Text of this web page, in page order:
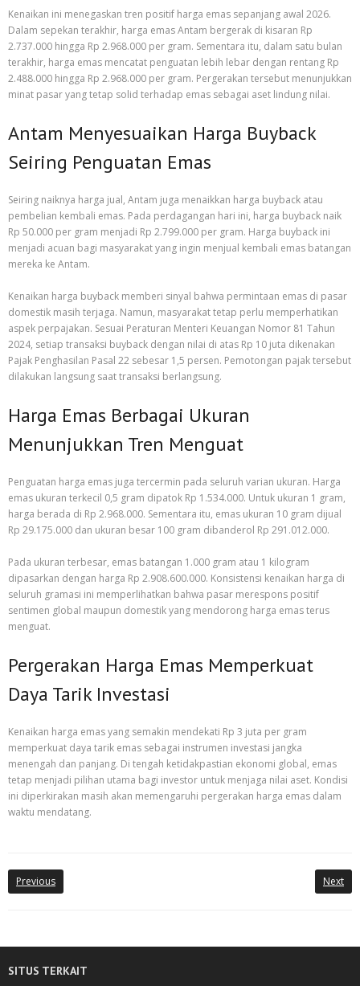
Kenaikan ini menegaskan tren positif harga emas sepanjang awal 2026.
Dalam sepekan terakhir, harga emas Antam bergerak di kisaran Rp
2.737.000 hingga Rp 2.968.000 per gram. Sementara itu, dalam satu bulan
terakhir, harga emas mencatat penguatan lebih lebar dengan rentang Rp
2.488.000 hingga Rp 2.968.000 per gram. Pergerakan tersebut menunjukkan
minat pasar yang tetap solid terhadap emas sebagai aset lindung nilai.
Antam Menyesuaikan Harga Buyback
Seiring Penguatan Emas
Seiring naiknya harga jual, Antam juga menaikkan harga buyback atau
pembelian kembali emas. Pada perdagangan hari ini, harga buyback naik
Rp 50.000 per gram menjadi Rp 2.799.000 per gram. Harga buyback ini
menjadi acuan bagi masyarakat yang ingin menjual kembali emas batangan
mereka ke Antam.
Kenaikan harga buyback memberi sinyal bahwa permintaan emas di pasar
domestik masih terjaga. Namun, masyarakat tetap perlu memperhatikan
aspek perpajakan. Sesuai Peraturan Menteri Keuangan Nomor 81 Tahun
2024, setiap transaksi buyback dengan nilai di atas Rp 10 juta dikenakan
Pajak Penghasilan Pasal 22 sebesar 1,5 persen. Pemotongan pajak tersebut
dilakukan langsung saat transaksi berlangsung.
Harga Emas Berbagai Ukuran
Menunjukkan Tren Menguat
Penguatan harga emas juga tercermin pada seluruh varian ukuran. Harga
emas ukuran terkecil 0,5 gram dipatok Rp 1.534.000. Untuk ukuran 1 gram,
harga berada di Rp 2.968.000. Sementara itu, emas ukuran 10 gram dijual
Rp 29.175.000 dan ukuran besar 100 gram dibanderol Rp 291.012.000.
Pada ukuran terbesar, emas batangan 1.000 gram atau 1 kilogram
dipasarkan dengan harga Rp 2.908.600.000. Konsistensi kenaikan harga di
seluruh gramasi ini memperlihatkan bahwa pasar merespons positif
sentimen global maupun domestik yang mendorong harga emas terus
menguat.
Pergerakan Harga Emas Memperkuat
Daya Tarik Investasi
Kenaikan harga emas yang semakin mendekati Rp 3 juta per gram
memperkuat daya tarik emas sebagai instrumen investasi jangka
menengah dan panjang. Di tengah ketidakpastian ekonomi global, emas
tetap menjadi pilihan utama bagi investor untuk menjaga nilai aset. Kondisi
ini diperkirakan masih akan memengaruhi pergerakan harga emas dalam
waktu mendatang.
Previous Next
SITUS TERKAIT